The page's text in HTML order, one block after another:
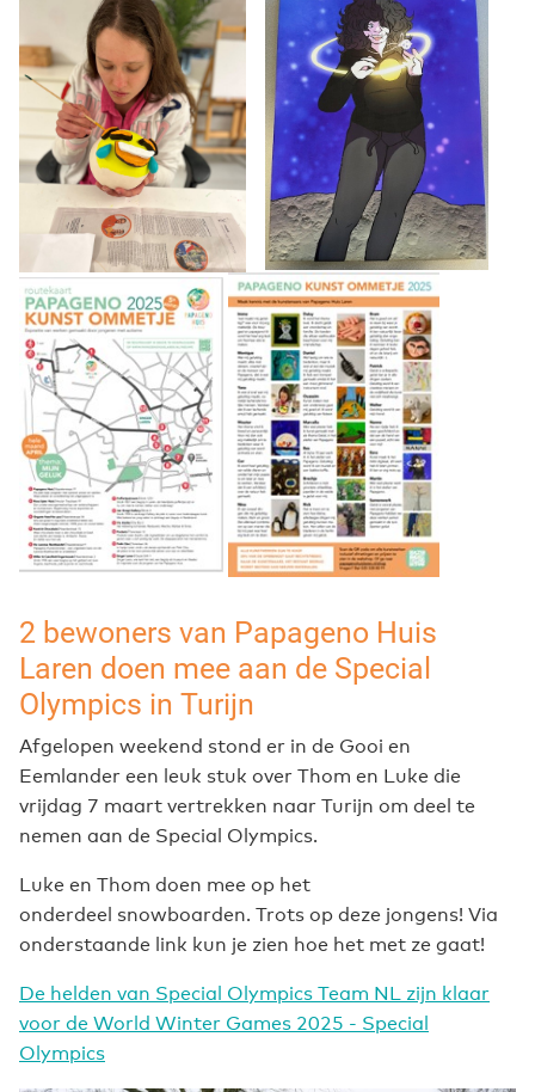
2 bewoners van Papageno Huis
Laren doen mee aan de Special
Olympics in Turijn
Afgelopen weekend stond er in de Gooi en
Eemlander een leuk stuk over Thom en Luke die
vrijdag 7 maart vertrekken naar Turijn om deel te
nemen aan de Special Olympics.
Luke en Thom doen mee op het
onderdeel snowboarden. Trots op deze jongens! Via
onderstaande link kun je zien hoe het met ze gaat!
De helden van Special Olympics Team NL zijn klaar
voor de World Winter Games 2025 - Special
Olympics